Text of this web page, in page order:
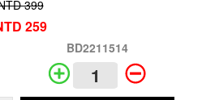
399
259
BD2211514